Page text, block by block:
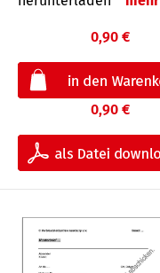
0,90 €
0,90 €